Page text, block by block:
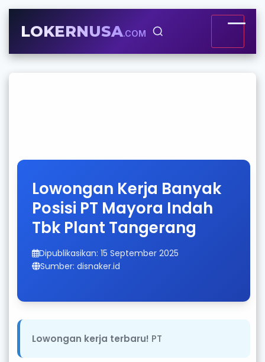
LOKERNUSA.COM
Lowongan Kerja Banyak
Posisi PT Mayora Indah
Tbk Plant Tangerang
Dipublikasikan: 15 September 2025
Sumber: disnaker.id
Lowongan kerja terbaru! PT